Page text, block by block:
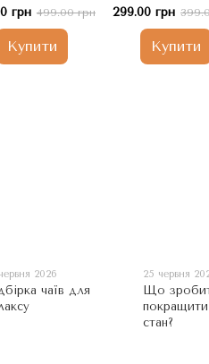
Життя" 8
грн 499.00 грн
Купити
китайських
299.00 грн
Купити
2026
чаїв для
25 червня
Що
покращити
стан?